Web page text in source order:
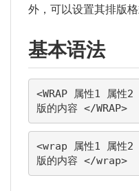
外，可以设置其排版格
基本语法
<WRAP 属性1 属
版的内容 </WRAP>
<wrap 属性1 属性
版的内容 </wrap>